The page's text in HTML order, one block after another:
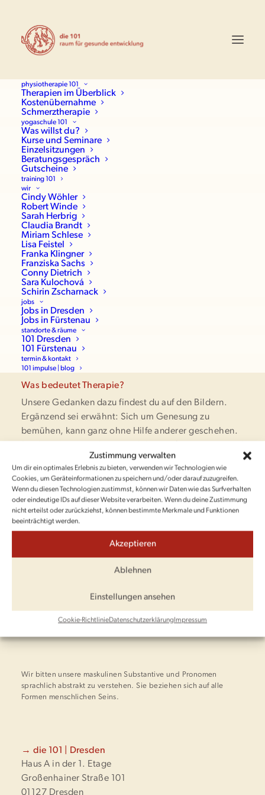
Zustimmung verwalten
Um dir ein optimales Erlebnis zu bieten, verwenden wir Technologien wie
Cookies, um Geräteinformationen zu speichern und/oder darauf zuzugreifen.
Wenn du diesen Technologien zustimmst, können wir Daten wie das Surfverhalten
oder eindeutige IDs auf dieser Website verarbeiten. Wenn du deine Zustimmung
nicht erteilst oder zurückziehst, können bestimmte Merkmale und Funktionen
beeinträchtigt werden.
Akzeptieren
Ablehnen
Einstellungen ansehen
Cookie-RichtlinieDatenschutzerklärungImpressum
physiotherapie 101
Therapien im Überblick
Kostenübernahme
Schmerztherapie
yogaschule 101
Was willst du?
Kurse und Seminare
Einzelsitzungen
Beratungsgespräch
Gutscheine
training 101
wir
Cindy Wöhler
Robert Winde
Sarah Herbrig
Claudia Brandt
Miriam Schlese
Lisa Feistel
Franka Klingner
Franziska Sachs
Conny Dietrich
Sara Kulochová
Schirin Zscharnack
jobs
Jobs in Dresden
Jobs in Fürstenau
standorte & räume
101 Dresden
101 Fürstenau
termin & kontakt
101 impulse | blog
Was bedeutet Therapie?
Unsere Gedanken dazu findest du auf den Bildern.
Ergänzend sei erwähnt: Sich um Genesung zu
bemühen, kann ganz ohne Hilfe anderer geschehen.
Widrigkeiten allein bewältigen. In diesem Fall ist es
ratsam, nach einem Menschen zu suchen, der hilft.
Alle Instagram Beiträge und Videos der 101 findest du
auf →instagram.com/die101.de
Vorheriger Beitrag
Wir bitten unsere maskulinen Substantive und Pronomen
sprachlich abstrakt zu verstehen. Sie beziehen sich auf alle
Formen menschlichen Seins.
→ die 101 | Dresden
Haus A in der 1. Etage
Großenhainer Straße 101
01127 Dresden